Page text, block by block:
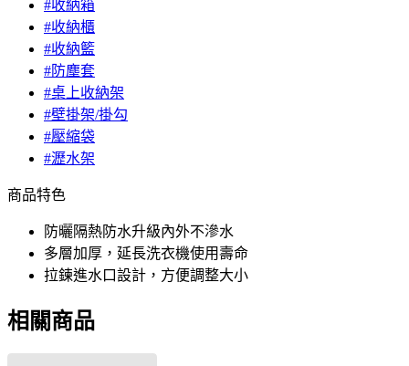
#收納箱
#收納櫃
#收納籃
#防塵套
#桌上收納架
#壁掛架/掛勾
#壓縮袋
#瀝水架
商品特色
防曬隔熱防水升級內外不滲水
多層加厚，延長洗衣機使用壽命
拉鍊進水口設計，方便調整大小
相關商品